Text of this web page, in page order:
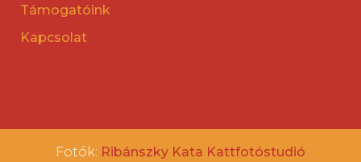
Támogatóink
Kapcsolat
Fotók: Ribánszky Kata Kattfotóstudió